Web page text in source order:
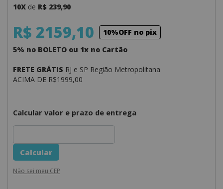
10X de R$ 239,90
R$ 2159,10
10%OFF no pix
5% no BOLETO ou 1x no Cartão
FRETE GRÁTIS RJ e SP Região Metropolitana
ACIMA DE R$1999,00
Calcular valor e prazo de entrega
Não sei meu CEP